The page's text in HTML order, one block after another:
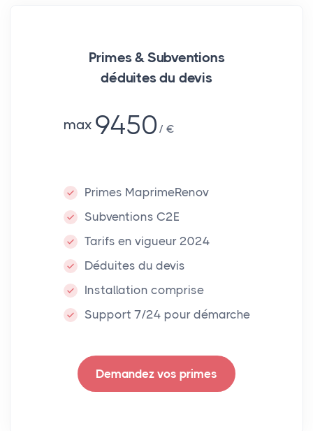
Primes & Subventions
déduites du devis
max 9450 €
Primes MaprimeRenov
Subventions C2E
Tarifs en vigueur 2024
Déduites du devis
Installation comprise
Support 7/24 pour démarche
Demandez vos primes